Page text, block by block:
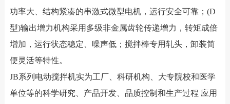
功率大、结构紧凑的串激式微型电机，运行安全可靠；(D
型)输出增力机构采用多级非金属齿轮传递增力，转矩成倍
增加，运行状态稳定、噪声低；搅拌棒专用轧头，卸装简
便灵活等特性。
JB系列电动搅拌机实为工厂、科研机构、大专院校和医学
单位等的科学研究、产品开发、品质控制和生产过程 应用